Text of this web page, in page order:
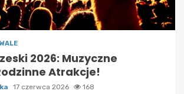
2026: Muzyczne
Atrakcje!
17 czerwca 2026 168